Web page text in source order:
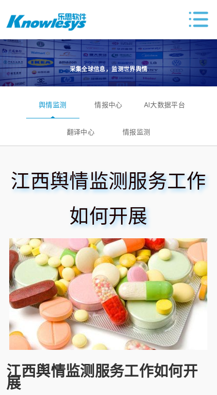
采集全球信息，监测世界舆情
舆情监测 情报中心 AI大数据平台
翻译中心 情报监测
江西舆情监测服务工作
如何开展
江西舆情监测服务工作如何开
展